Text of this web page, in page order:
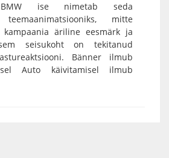
BMW ise nimetab seda
teemaanimatsiooniks, mitte
kampaania äriline eesmärk ja
seisukoht on tekitanud
Bänner ilmub
Auto käivitamisel ilmub